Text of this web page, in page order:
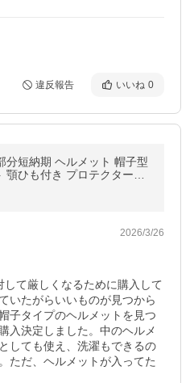
違反報告 いいね 0
分短納期 ヘルメット 帽子型
顎ひも付き プロテクターキ
部保護帽 軽量 防災 簡易 軽
2026/3/26
て厳しくなるために購入して
いたがらいいものが見つから
子タイプのヘルメットを見つ
入決定しました。中のヘルメ
しても使え、洗濯もできるの
ただ、ヘルメットが入ってた